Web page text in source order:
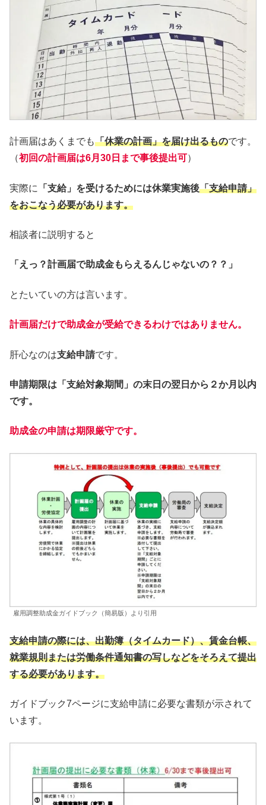
計画届はあくまでも「休業の計画」を届け出るものです。
（初回の計画届は6月30日まで事後提出可）
実際に 「支給」を受けるためには休業実施後「支給申請」
をおこなう必要があります。
相談者に説明すると
「えっ？計画届で助成金もらえるんじゃないの？？」
とたいていの方は言います。
計画届だけで助成金が受給できるわけではありません。
肝心なのは支給申請です。
申請期限は「支給対象期間」の末日の翌日から２か月以内
です。
助成金の申請は期限厳守です。
雇用調整助成金ガイドブック（簡易版）より引用
支給申請の際には、出勤簿（タイムカード）、賃金台帳、
就業規則または労働条件通知書の写しなどをそろえて提出
する必要があります。
ガイドブック7ページに支給申請に必要な書類が示されて
います。